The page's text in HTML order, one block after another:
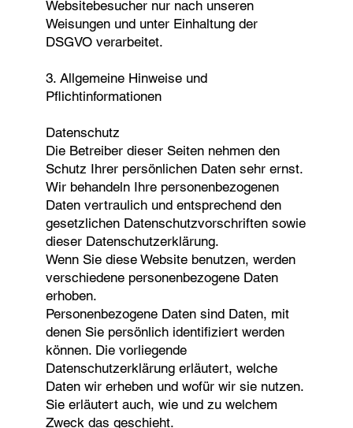
Websitebesucher nur nach unseren
Weisungen und unter Einhaltung der
DSGVO verarbeitet.
3. Allgemeine Hinweise und
Pflichtinformationen
Datenschutz
Die Betreiber dieser Seiten nehmen den
Schutz Ihrer persönlichen Daten sehr ernst.
Wir behandeln Ihre personenbezogenen
Daten vertraulich und entsprechend den
gesetzlichen Datenschutzvorschriften sowie
dieser Datenschutzerklärung.
Wenn Sie diese Website benutzen, werden
verschiedene personenbezogene Daten
erhoben.
Personenbezogene Daten sind Daten, mit
denen Sie persönlich identifiziert werden
können. Die vorliegende
Datenschutzerklärung erläutert, welche
Daten wir erheben und wofür wir sie nutzen.
Sie erläutert auch, wie und zu welchem
Zweck das geschieht.